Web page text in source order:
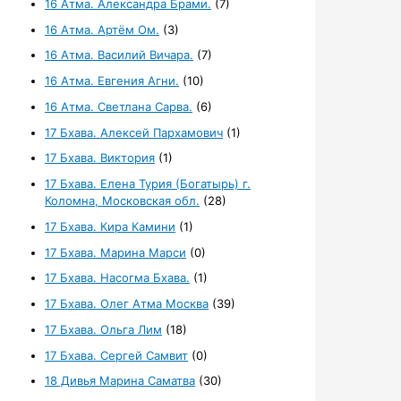
16 Атма. Александра Брами. (7)
16 Атма. Артём Ом. (3)
16 Атма. Василий Вичара. (7)
16 Атма. Евгения Агни. (10)
16 Атма. Светлана Сарва. (6)
17 Бхава. Алексей Пархамович (1)
17 Бхава. Виктория (1)
17 Бхава. Елена Турия (Богатырь) г.
Коломна, Московская обл. (28)
17 Бхава. Кира Камини (1)
17 Бхава. Марина Марси (0)
17 Бхава. Насогма Бхава. (1)
17 Бхава. Олег Атма Москва (39)
17 Бхава. Ольга Лим (18)
17 Бхава. Сергей Самвит (0)
18 Дивья Марина Саматва (30)